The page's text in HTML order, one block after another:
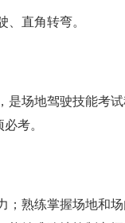
直角转弯。
场地驾驶技能考
考。
熟练掌握场地和